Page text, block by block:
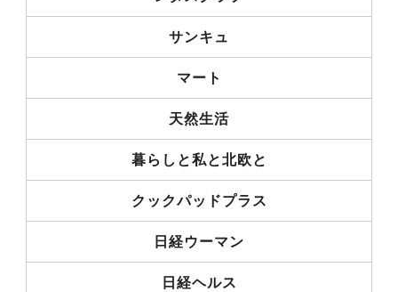
サンキュ
マート
天然生活
暮らしと私と北欧と
クックパッドプラス
日経ウーマン
日経ヘルス